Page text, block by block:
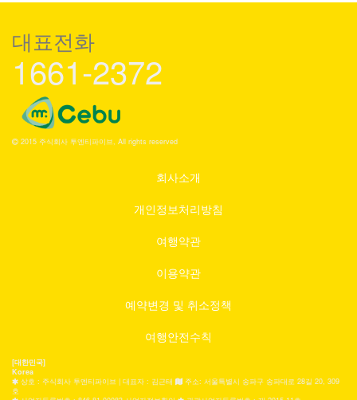
대표전화
1661-2372
2015 주식회사 투엔티파이브, All rights reserved
회사소개
개인정보처리방침
여행약관
이용약관
예약변경 및 취소정책
여행안전수칙
[대한민국]
Korea
상호 : 주식회사 투엔티파이브 | 대표자 : 김근태
주소: 서울특별시 송파구 송파대로 28길 20, 309
호